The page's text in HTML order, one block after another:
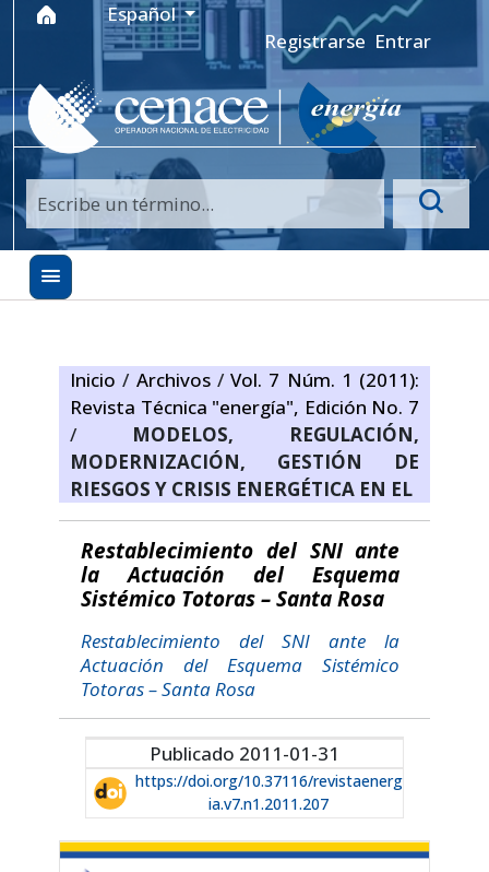
Ir al menú de navegación principal
Ir al contenido principal
Ir al pie de página del sitio
Idioma
Español
Registrarse Entrar
Inicio/ Archivos / Vol. 7 Núm. 1 (2011):
Revista Técnica "energía", Edición No. 7
/
MODELOS, REGULACIÓN,
MODERNIZACIÓN, GESTIÓN DE
RIESGOS Y CRISIS ENERGÉTICA EN EL
Restablecimiento del SNI ante
la Actuación del Esquema
Sistémico Totoras – Santa Rosa
Restablecimiento del SNI ante la
Actuación del Esquema Sistémico
Totoras – Santa Rosa
Publicado 2011-01-31
https://doi.org/10.37116/revistaenerg
ia.v7.n1.2011.207